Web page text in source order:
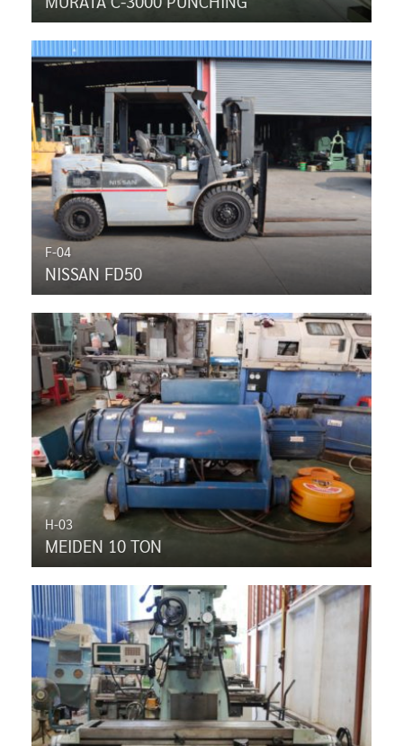
F-04
NISSAN FD50
H-03
MEIDEN 10 TON